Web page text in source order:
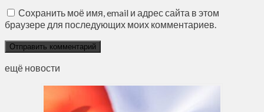
Сохранить моё имя, email и адрес сайта в этом
браузере для последующих моих комментариев.
ещё новости